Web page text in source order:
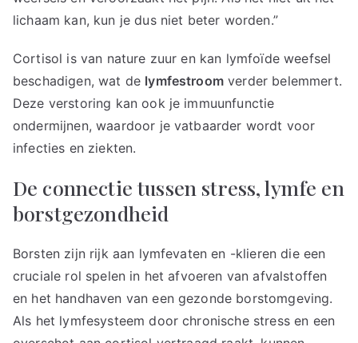
lichaam kan, kun je dus niet beter worden.”
Cortisol is van nature zuur en kan lymfoïde weefsel
beschadigen, wat de lymfestroomverder belemmert.
Deze verstoring kan ook je immuunfunctie
ondermijnen, waardoor je vatbaarder wordt voor
infecties en ziekten.
De connectie tussen stress, lymfe en
borstgezondheid
Borsten zijn rijk aan lymfevaten en -klieren die een
cruciale rol spelen in het afvoeren van afvalstoffen
en het handhaven van een gezonde borstomgeving.
Als het lymfesysteem door chronische stress en een